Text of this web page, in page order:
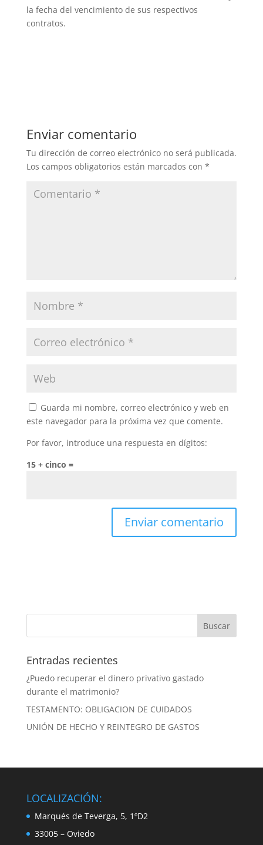
la fecha del vencimiento de sus respectivos
contratos.
Enviar comentario
Tu dirección de correo electrónico no será publicada.
Los campos obligatorios están marcados con *
Guarda mi nombre, correo electrónico y web en
este navegador para la próxima vez que comente.
Por favor, introduce una respuesta en dígitos:
15 + cinco =
Entradas recientes
¿Puedo recuperar el dinero privativo gastado
durante el matrimonio?
TESTAMENTO: OBLIGACION DE CUIDADOS
UNIÓN DE HECHO Y REINTEGRO DE GASTOS
LOCALIZACIÓN:
Marqués de Teverga, 5, 1ºD2
33005 – Oviedo